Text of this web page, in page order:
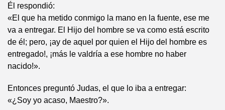
Él respondió:
«El que ha metido conmigo la mano en la fuente, ese me
va a entregar. El Hijo del hombre se va como está escrito
de él; pero, ¡ay de aquel por quien el Hijo del hombre es
entregado!, ¡más le valdría a ese hombre no haber
nacido!».
Entonces preguntó Judas, el que lo iba a entregar:
«¿Soy yo acaso, Maestro?».